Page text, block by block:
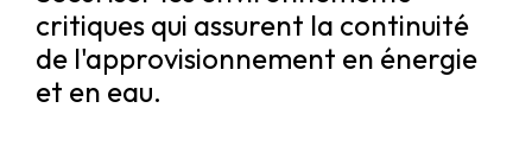
critiques qui assurent la continuité
de l'approvisionnement en énergie
et en eau.